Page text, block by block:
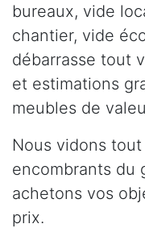
bureaux, vide
chantier, vide
débarrasse tout
et estimations
meubles de
Nous vidons
encombrants du
achetons vos
prix.